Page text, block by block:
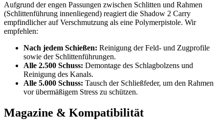
Aufgrund der engen Passungen zwischen Schlitten und Rahmen
(Schlittenführung innenliegend) reagiert die Shadow 2 Carry
empfindlicher auf Verschmutzung als eine Polymerpistole. Wir
empfehlen:
Nach jedem Schießen: Reinigung der Feld- und Zugprofile
sowie der Schlittenführungen.
Alle 2.500 Schuss: Demontage des Schlagbolzens und
Reinigung des Kanals.
Alle 5.000 Schuss: Tausch der Schließfeder, um den Rahmen
vor übermäßigem Stress zu schützen.
Magazine & Kompatibilität